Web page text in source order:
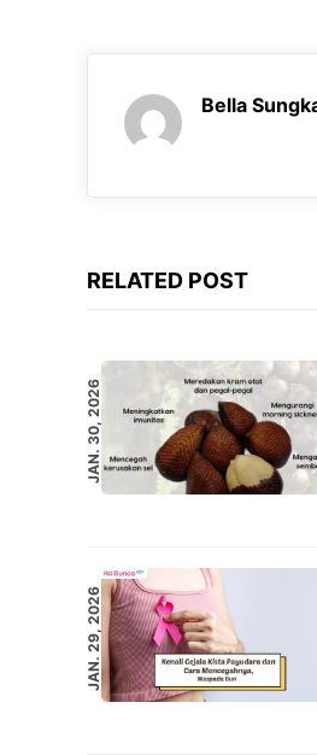
Bella
RELATED POST
JAN. 30, 2026
JAN. 29, 2026